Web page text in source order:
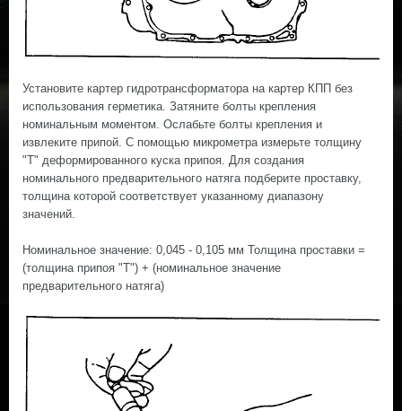
Установите картер гидротрансформатора на картер КПП без
использования герметика. Затяните болты крепления
номинальным моментом. Ослабьте болты крепления и
извлеките припой. С помощью микрометра измерьте толщину
"Т" деформированного куска припоя. Для создания
номинального предварительного натяга подберите проставку,
толщина которой соответствует указанному диапазону
значений.
Номинальное значение: 0,045 - 0,105 мм Толщина проставки =
(толщина припоя "T") + (номинальное значение
предварительного натяга)